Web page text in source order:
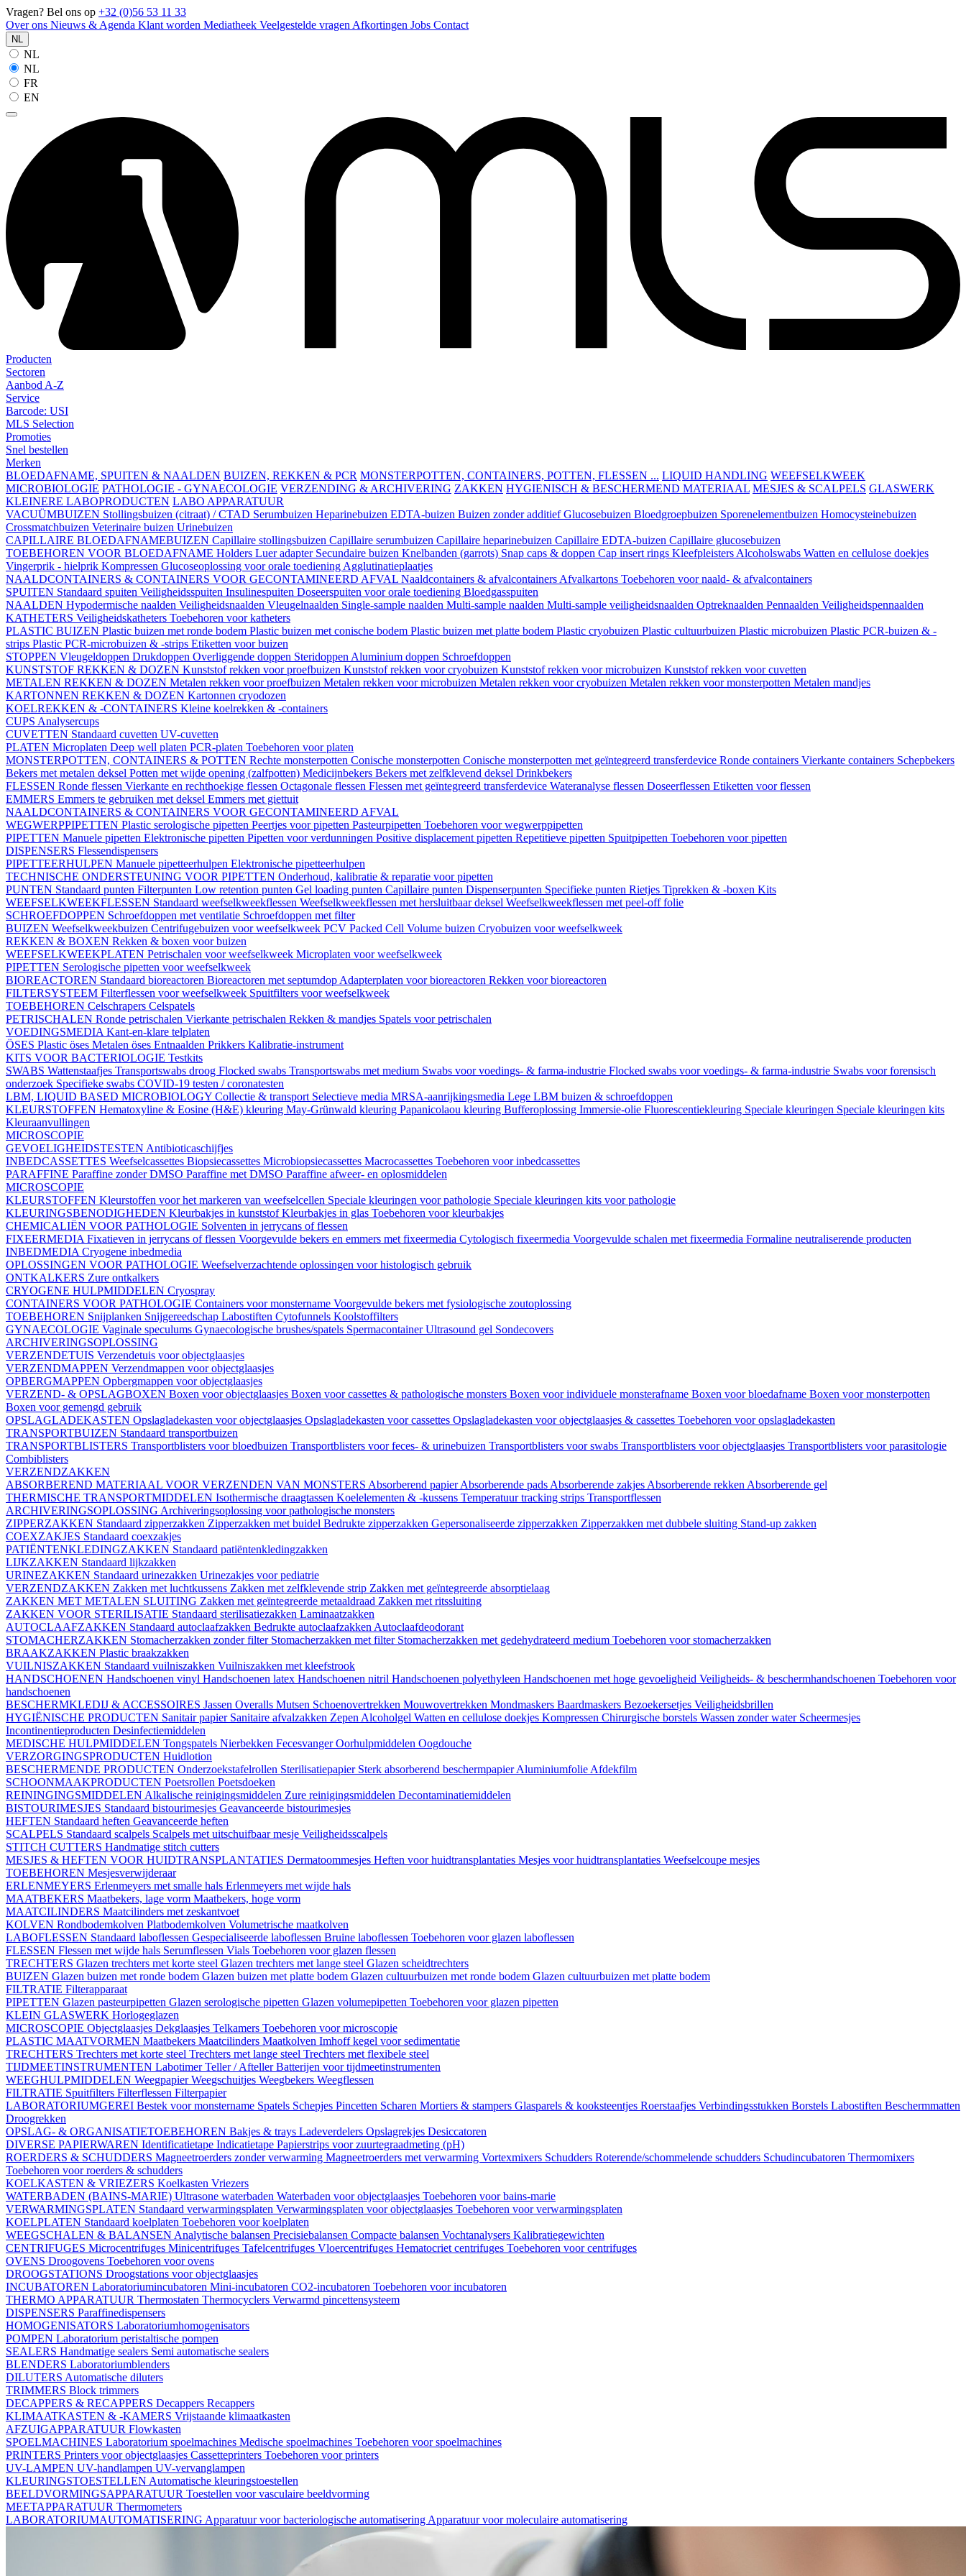
Vragen? Bel ons op +32 (0)56 53 11 33
Over ons Nieuws & Agenda Klant worden Mediatheek Veelgestelde vragen Afkortingen Jobs Contact
NL
NL
NL
FR
EN
Producten
Sectoren
Aanbod A-Z
Service
Barcode: USI
MLS Selection
Promoties
Snel bestellen
Merken
BLOEDAFNAME, SPUITEN & NAALDEN BUIZEN, REKKEN & PCR MONSTERPOTTEN, CONTAINERS, POTTEN, FLESSEN ... LIQUID HANDLING WEEFSELKWEEK
MICROBIOLOGIE PATHOLOGIE - GYNAECOLOGIE VERZENDING & ARCHIVERING ZAKKEN HYGIENISCH & BESCHERMEND MATERIAAL MESJES & SCALPELS GLASWERK
KLEINERE LABOPRODUCTEN LABO APPARATUUR
VACUÜMBUIZEN Stollingsbuizen (citraat) / CTAD Serumbuizen Heparinebuizen EDTA-buizen Buizen zonder additiefGlucosebuizen Bloedgroepbuizen Sporenelementbuizen Homocysteinebuizen
Crossmatchbuizen Veterinaire buizen Urinebuizen
CAPILLAIRE BLOEDAFNAMEBUIZEN Capillaire stollingsbuizen Capillaire serumbuizen Capillaire heparinebuizen Capillaire EDTA-buizen Capillaire glucosebuizen
TOEBEHOREN VOOR BLOEDAFNAME Holders Luer adapter Secundaire buizen Knelbanden (garrots) Snap caps & doppen Cap insert rings Kleefpleisters Alcoholswabs Watten en cellulose doekjes
Vingerprik - hielprik Kompressen Glucoseoplossing voor orale toediening Agglutinatieplaatjes
NAALDCONTAINERS & CONTAINERS VOOR GECONTAMINEERD AFVAL Naaldcontainers & afvalcontainers Afvalkartons Toebehoren voor naald- & afvalcontainers
SPUITEN Standaard spuiten Veiligheidsspuiten Insulinespuiten Doseerspuiten voor orale toediening Bloedgasspuiten
NAALDEN Hypodermische naalden Veiligheidsnaalden Vleugelnaalden Single-sample naalden Multi-sample naalden Multi-sample veiligheidsnaalden Optreknaalden Pennaalden Veiligheidspennaalden
KATHETERS Veiligheidskatheters Toebehoren voor katheters
PLASTIC BUIZEN Plastic buizen met ronde bodem Plastic buizen met conische bodem Plastic buizen met platte bodem Plastic cryobuizen Plastic cultuurbuizen Plastic microbuizen Plastic PCR-buizen & -
strips Plastic PCR-microbuizen & -strips Etiketten voor buizen
STOPPEN Vleugeldoppen Drukdoppen Overliggende doppen Steridoppen Aluminium doppen Schroefdoppen
KUNSTSTOF REKKEN & DOZEN Kunststof rekken voor proefbuizen Kunststof rekken voor cryobuizen Kunststof rekken voor microbuizen Kunststof rekken voor cuvetten
METALEN REKKEN & DOZEN Metalen rekken voor proefbuizen Metalen rekken voor microbuizen Metalen rekken voor cryobuizen Metalen rekken voor monsterpotten Metalen mandjes
KARTONNEN REKKEN & DOZEN Kartonnen cryodozen
KOELREKKEN & -CONTAINERS Kleine koelrekken & -containers
CUPS Analysercups
CUVETTEN Standaard cuvetten UV-cuvetten
PLATEN Microplaten Deep well platen PCR-platen Toebehoren voor platen
MONSTERPOTTEN, CONTAINERS & POTTEN Rechte monsterpotten Conische monsterpotten Conische monsterpotten met geïntegreerd transferdevice Ronde containers Vierkante containers Schepbekers
Bekers met metalen deksel Potten met wijde opening (zalfpotten) Medicijnbekers Bekers met zelfklevend deksel Drinkbekers
FLESSEN Ronde flessen Vierkante en rechthoekige flessen Octagonale flessen Flessen met geïntegreerd transferdevice Wateranalyse flessen Doseerflessen Etiketten voor flessen
EMMERS Emmers te gebruiken met deksel Emmers met giettuit
NAALDCONTAINERS & CONTAINERS VOOR GECONTAMINEERD AFVAL
WEGWERPPIPETTEN Plastic serologische pipetten Peertjes voor pipetten Pasteurpipetten Toebehoren voor wegwerppipetten
PIPETTEN Manuele pipetten Elektronische pipetten Pipetten voor verdunningen Positive displacement pipetten Repetitieve pipetten Spuitpipetten Toebehoren voor pipetten
DISPENSERS Flessendispensers
PIPETTEERHULPEN Manuele pipetteerhulpen Elektronische pipetteerhulpen
TECHNISCHE ONDERSTEUNING VOOR PIPETTEN Onderhoud, kalibratie & reparatie voor pipetten
PUNTEN Standaard punten Filterpunten Low retention punten Gel loading punten Capillaire punten Dispenserpunten Specifieke punten Rietjes Tiprekken & -boxen Kits
WEEFSELKWEEKFLESSEN Standaard weefselkweekflessen Weefselkweekflessen met hersluitbaar deksel Weefselkweekflessen met peel-off folie
SCHROEFDOPPEN Schroefdoppen met ventilatie Schroefdoppen met filter
BUIZEN Weefselkweekbuizen Centrifugebuizen voor weefselkweek PCV Packed Cell Volume buizen Cryobuizen voor weefselkweek
REKKEN & BOXEN Rekken & boxen voor buizen
WEEFSELKWEEKPLATEN Petrischalen voor weefselkweek Microplaten voor weefselkweek
PIPETTEN Serologische pipetten voor weefselkweek
BIOREACTOREN Standaard bioreactoren Bioreactoren met septumdop Adapterplaten voor bioreactoren Rekken voor bioreactoren
FILTERSYSTEEM Filterflessen voor weefselkweek Spuitfilters voor weefselkweek
TOEBEHOREN Celschrapers Celspatels
PETRISCHALEN Ronde petrischalen Vierkante petrischalen Rekken & mandjes Spatels voor petrischalen
VOEDINGSMEDIA Kant-en-klare telplaten
ÖSES Plastic öses Metalen öses Entnaalden Prikkers Kalibratie-instrument
KITS VOOR BACTERIOLOGIE Testkits
SWABS Wattenstaafjes Transportswabs droog Flocked swabs Transportswabs met medium Swabs voor voedings- & farma-industrie Flocked swabs voor voedings- & farma-industrie Swabs voor forensisch
onderzoek Specifieke swabs COVID-19 testen / coronatesten
LBM, LIQUID BASED MICROBIOLOGY Collectie & transport Selectieve media MRSA-aanrijkingsmedia Lege LBM buizen & schroefdoppen
KLEURSTOFFEN Hematoxyline & Eosine (H&E) kleuring May-Grünwald kleuring Papanicolaou kleuring Bufferoplossing Immersie-olie Fluorescentiekleuring Speciale kleuringen Speciale kleuringen kits
Kleuraanvullingen
MICROSCOPIE
GEVOELIGHEIDSTESTEN Antibioticaschijfjes
INBEDCASSETTES Weefselcassettes Biopsiecassettes Microbiopsiecassettes Macrocassettes Toebehoren voor inbedcassettes
PARAFFINE Paraffine zonder DMSO Paraffine met DMSO Paraffine afweer- en oplosmiddelen
MICROSCOPIE
KLEURSTOFFEN Kleurstoffen voor het markeren van weefselcellen Speciale kleuringen voor pathologie Speciale kleuringen kits voor pathologie
KLEURINGSBENODIGHEDEN Kleurbakjes in kunststofKleurbakjes in glas Toebehoren voor kleurbakjes
CHEMICALIËN VOOR PATHOLOGIE Solventen in jerrycans of flessen
FIXEERMEDIA Fixatieven in jerrycans of flessen Voorgevulde bekers en emmers met fixeermedia Cytologisch fixeermedia Voorgevulde schalen met fixeermedia Formaline neutraliserende producten
INBEDMEDIA Cryogene inbedmedia
OPLOSSINGEN VOOR PATHOLOGIE Weefselverzachtende oplossingen voor histologisch gebruik
ONTKALKERS Zure ontkalkers
CRYOGENE HULPMIDDELEN Cryospray
CONTAINERS VOOR PATHOLOGIE Containers voor monstername Voorgevulde bekers met fysiologische zoutoplossing
TOEBEHOREN Snijplanken Snijgereedschap Labostiften Cytofunnels Koolstoffilters
GYNAECOLOGIE Vaginale speculums Gynaecologische brushes/spatels SpermacontainerUltrasound gel Sondecovers
ARCHIVERINGSOPLOSSING
VERZENDETUIS Verzendetuis voor objectglaasjes
VERZENDMAPPEN Verzendmappen voor objectglaasjes
OPBERGMAPPEN Opbergmappen voor objectglaasjes
VERZEND- & OPSLAGBOXEN Boxen voor objectglaasjes Boxen voor cassettes & pathologische monsters Boxen voor individuele monsterafname Boxen voor bloedafname Boxen voor monsterpotten
Boxen voor gemengd gebruik
OPSLAGLADEKASTEN Opslagladekasten voor objectglaasjes Opslagladekasten voor cassettes Opslagladekasten voor objectglaasjes & cassettes Toebehoren voor opslagladekasten
TRANSPORTBUIZEN Standaard transportbuizen
TRANSPORTBLISTERS Transportblisters voor bloedbuizen Transportblisters voor feces- & urinebuizen Transportblisters voor swabs Transportblisters voor objectglaasjes Transportblisters voor parasitologie
Combiblisters
VERZENDZAKKEN
ABSORBEREND MATERIAAL VOOR VERZENDEN VAN MONSTERS Absorberend papierAbsorberende pads Absorberende zakjes Absorberende rekken Absorberende gel
THERMISCHE TRANSPORTMIDDELEN Isothermische draagtassen Koelelementen & -kussens Temperatuur tracking strips Transportflessen
ARCHIVERINGSOPLOSSING Archiveringsoplossing voor pathologische monsters
ZIPPERZAKKEN Standaard zipperzakken Zipperzakken met buidel Bedrukte zipperzakken Gepersonaliseerde zipperzakken Zipperzakken met dubbele sluiting Stand-up zakken
COEXZAKJES Standaard coexzakjes
PATIËNTENKLEDINGZAKKEN Standaard patiëntenkledingzakken
LIJKZAKKEN Standaard lijkzakken
URINEZAKKEN Standaard urinezakken Urinezakjes voor pediatrie
VERZENDZAKKEN Zakken met luchtkussens Zakken met zelfklevende strip Zakken met geïntegreerde absorptielaag
ZAKKEN MET METALEN SLUITING Zakken met geïntegreerde metaaldraad Zakken met ritssluiting
ZAKKEN VOOR STERILISATIE Standaard sterilisatiezakken Laminaatzakken
AUTOCLAAFZAKKEN Standaard autoclaafzakken Bedrukte autoclaafzakken Autoclaafdeodorant
STOMACHERZAKKEN Stomacherzakken zonder filter Stomacherzakken met filter Stomacherzakken met gedehydrateerd medium Toebehoren voor stomacherzakken
BRAAKZAKKEN Plastic braakzakken
VUILNISZAKKEN Standaard vuilniszakken Vuilniszakken met kleefstrook
HANDSCHOENEN Handschoenen vinyl Handschoenen latex Handschoenen nitril Handschoenen polyethyleen Handschoenen met hoge gevoeligheid Veiligheids- & beschermhandschoenen Toebehoren voor
handschoenen
BESCHERMKLEDIJ & ACCESSOIRES Jassen Overalls Mutsen Schoenovertrekken Mouwovertrekken Mondmaskers Baardmaskers Bezoekersetjes Veiligheidsbrillen
HYGIËNISCHE PRODUCTEN Sanitair papier Sanitaire afvalzakken Zepen Alcoholgel Watten en cellulose doekjes Kompressen Chirurgische borstels Wassen zonder water Scheermesjes
Incontinentieproducten Desinfectiemiddelen
MEDISCHE HULPMIDDELEN Tongspatels Nierbekken FecesvangerOorhulpmiddelen Oogdouche
VERZORGINGSPRODUCTEN Huidlotion
BESCHERMENDE PRODUCTEN Onderzoekstafelrollen Sterilisatiepapier Sterk absorberend beschermpapierAluminiumfolie Afdekfilm
SCHOONMAAKPRODUCTEN Poetsrollen Poetsdoeken
REININGINGSMIDDELEN Alkalische reinigingsmiddelen Zure reinigingsmiddelen Decontaminatiemiddelen
BISTOURIMESJES Standaard bistourimesjes Geavanceerde bistourimesjes
HEFTEN Standaard heften Geavanceerde heften
SCALPELS Standaard scalpels Scalpels met uitschuifbaar mesje Veiligheidsscalpels
STITCH CUTTERS Handmatige stitch cutters
MESJES & HEFTEN VOOR HUIDTRANSPLANTATIES Dermatoommesjes Heften voor huidtransplantaties Mesjes voor huidtransplantaties Weefselcoupe mesjes
TOEBEHOREN Mesjesverwijderaar
ERLENMEYERS Erlenmeyers met smalle hals Erlenmeyers met wijde hals
MAATBEKERS Maatbekers, lage vorm Maatbekers, hoge vorm
MAATCILINDERS Maatcilinders met zeskantvoet
KOLVEN Rondbodemkolven Platbodemkolven Volumetrische maatkolven
LABOFLESSEN Standaard laboflessen Gespecialiseerde laboflessen Bruine laboflessen Toebehoren voor glazen laboflessen
FLESSEN Flessen met wijde hals Serumflessen Vials Toebehoren voor glazen flessen
TRECHTERS Glazen trechters met korte steel Glazen trechters met lange steel Glazen scheidtrechters
BUIZEN Glazen buizen met ronde bodem Glazen buizen met platte bodem Glazen cultuurbuizen met ronde bodem Glazen cultuurbuizen met platte bodem
FILTRATIE Filterapparaat
PIPETTEN Glazen pasteurpipetten Glazen serologische pipetten Glazen volumepipetten Toebehoren voor glazen pipetten
KLEIN GLASWERK Horlogeglazen
MICROSCOPIE Objectglaasjes Dekglaasjes Telkamers Toebehoren voor microscopie
PLASTIC MAATVORMEN Maatbekers Maatcilinders Maatkolven Imhoff kegel voor sedimentatie
TRECHTERS Trechters met korte steel Trechters met lange steel Trechters met flexibele steel
TIJDMEETINSTRUMENTEN LabotimerTeller / AftellerBatterijen voor tijdmeetinstrumenten
WEEGHULPMIDDELEN WeegpapierWeegschuitjes Weegbekers Weegflessen
FILTRATIE Spuitfilters Filterflessen Filterpapier
LABORATORIUMGEREI Bestek voor monstername Spatels Schepjes Pincetten Scharen Mortiers & stampers Glasparels & kooksteentjes Roerstaafjes Verbindingsstukken Borstels Labostiften Beschermmatten
Droogrekken
OPSLAG- & ORGANISATIETOEBEHOREN Bakjes & trays Ladeverdelers Opslagrekjes Desiccatoren
DIVERSE PAPIERWAREN Identificatietape Indicatietape Papierstrips voor zuurtegraadmeting (pH)
ROERDERS & SCHUDDERS Magneetroerders zonder verwarming Magneetroerders met verwarming Vortexmixers Schudders Roterende/schommelende schudders Schudincubatoren Thermomixers
Toebehoren voor roerders & schudders
KOELKASTEN & VRIEZERS Koelkasten Vriezers
WATERBADEN (BAINS-MARIE) Ultrasone waterbaden Waterbaden voor objectglaasjes Toebehoren voor bains-marie
VERWARMINGSPLATEN Standaard verwarmingsplaten Verwarmingsplaten voor objectglaasjes Toebehoren voor verwarmingsplaten
KOELPLATEN Standaard koelplaten Toebehoren voor koelplaten
WEEGSCHALEN & BALANSEN Analytische balansen Precisiebalansen Compacte balansen Vochtanalysers Kalibratiegewichten
CENTRIFUGES Microcentrifuges Minicentrifuges Tafelcentrifuges Vloercentrifuges Hematocriet centrifuges Toebehoren voor centrifuges
OVENS Droogovens Toebehoren voor ovens
DROOGSTATIONS Droogstations voor objectglaasjes
INCUBATOREN Laboratoriumincubatoren Mini-incubatoren CO2-incubatoren Toebehoren voor incubatoren
THERMO APPARATUUR Thermostaten Thermocyclers Verwarmd pincettensysteem
DISPENSERS Paraffinedispensers
HOMOGENISATORS Laboratoriumhomogenisators
POMPEN Laboratorium peristaltische pompen
SEALERS Handmatige sealers Semi automatische sealers
BLENDERS Laboratoriumblenders
DILUTERS Automatische diluters
TRIMMERS Block trimmers
DECAPPERS & RECAPPERS Decappers Recappers
KLIMAATKASTEN & -KAMERS Vrijstaande klimaatkasten
AFZUIGAPPARATUUR Flowkasten
SPOELMACHINES Laboratorium spoelmachines Medische spoelmachines Toebehoren voor spoelmachines
PRINTERS Printers voor objectglaasjes Cassetteprinters Toebehoren voor printers
UV-LAMPEN UV-handlampen UV-vervanglampen
KLEURINGSTOESTELLEN Automatische kleuringstoestellen
BEELDVORMINGSAPPARATUUR Toestellen voor vasculaire beeldvorming
MEETAPPARATUUR Thermometers
LABORATORIUMAUTOMATISERING Apparatuur voor bacteriologische automatisering Apparatuur voor moleculaire automatisering